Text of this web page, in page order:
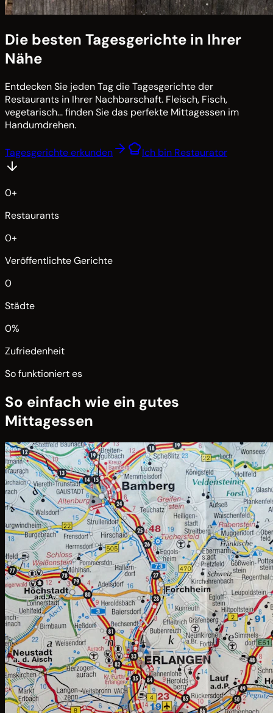
Die besten Tagesgerichte in Ihrer
Nähe
Entdecken Sie jeden Tag die Tagesgerichte der
Restaurants in Ihrer Nachbarschaft. Fleisch, Fisch,
vegetarisch... finden Sie das perfekte Mittagessen im
Handumdrehen.
Tagesgerichte erkunden Ich bin Restaurator
0+
Restaurants
0+
Veröffentlichte Gerichte
0
Städte
0%
Zufriedenheit
So funktioniert es
So einfach wie ein gutes
Mittagessen